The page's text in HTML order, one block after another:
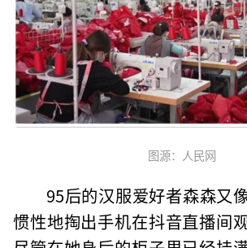
图源：人民网
95后的汉服爱好者森森又
惯性地掏出手机在抖音直播间